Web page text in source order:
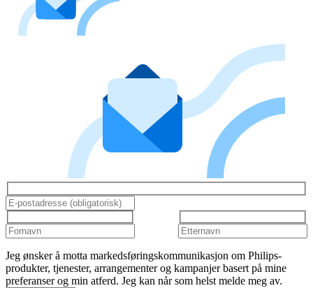
Jeg ønsker å motta markedsføringskommunikasjon om Philips-
produkter, tjenester, arrangementer og kampanjer basert på mine
preferanser og min atferd. Jeg kan når som helst melde meg av.